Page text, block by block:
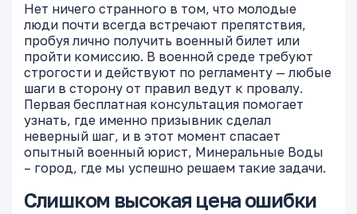
Нет ничего странного в том, что молодые
люди почти всегда встречают препятствия,
пробуя лично получить военный билет или
пройти комиссию. В военной среде требуют
строгости и действуют по регламенту — любые
шаги в сторону от правил ведут к провалу.
Первая бесплатная консультация помогает
узнать, где именно призывник сделал
неверный шаг, и в этот момент спасает
опытный военный юрист, Минеральные Воды
– город, где мы успешно решаем такие задачи.
Слишком высокая цена ошибки